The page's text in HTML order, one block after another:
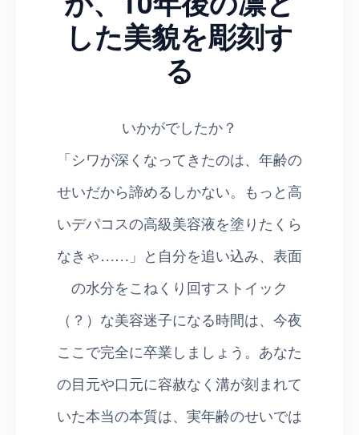
した美貌を彫刻す
る
いかがでしたか？
「シワが深くなってきたのは、年齢の
せいだから諦めるしかない。もっと高
いデパコスの高級美容液を塗りたくら
なきゃ……」と自分を追い込み、表面
の水分をこねくり回すストイック
（？）な美容迷子になる時間は、今夜
ここで完全に卒業しましょう。あなた
の目元や口元に容赦なく溝が刻まれて
いた本当の本質は、実年齢のせいでは